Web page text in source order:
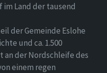
im Land der tausend
der Gemeinde Eslohe
und ca. 1.500
an der Nordschleife des
einem regen